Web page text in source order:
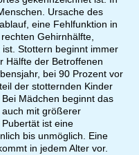
Ursache des
eine Fehlfunktion in
Gehirnhälfte,
Stottern beginnt immer
Hälfte der Betroffenen
bei 90 Prozent vor
der stotternden Kinder
Mädchen beginnt das
mit größerer
ist eine
bis unmöglich. Eine
in jedem Alter vor.